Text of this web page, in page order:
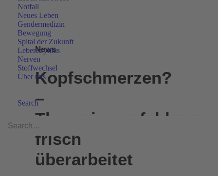
Notfall
Neues Leben
Gendermedizin
Bewegung
Spital der Zukunft
Lebenszyklus
Nerven
Stoffwechsel
Über uns
Search
News
Kopfschmerzen?
–
Therapieempfehlung
frisch
überarbeitet